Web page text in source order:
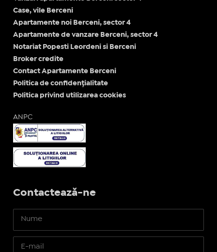
Case, vile Berceni
Apartamente noi Berceni, sector 4
Apartamente de vanzare Berceni, sector 4
Notariat Popesti Leordeni si Berceni
Broker credite
Contact Apartamente Berceni
Politica de confidențialitate
Politica privind utilizarea cookies
ANPC
Contactează-ne